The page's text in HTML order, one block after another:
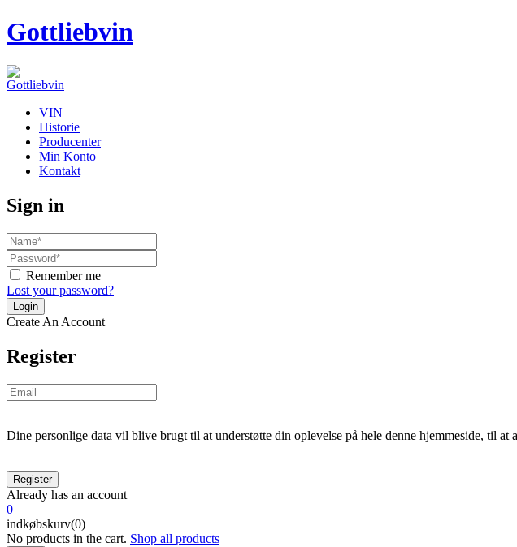
Gottliebvin
VIN
Historie
Producenter
Min Konto
Kontakt
Sign in
Remember me
Lost your password?
Create An Account
Register
Dine personlige data vil blive brugt til at understøtte din oplevelse på hele denne hjemmeside, til
Already has an account
0
indkøbskurv(0)
No products in the cart. Shop all products